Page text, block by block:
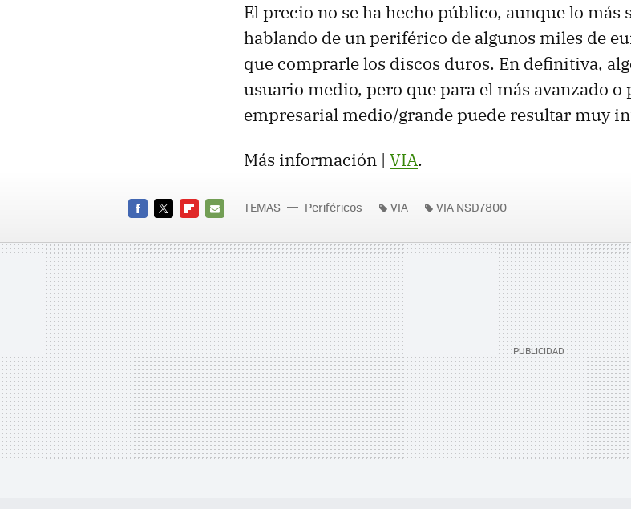
El precio no se ha hecho público, aunque lo más
hablando de un periférico de algunos miles de
que comprarle los discos duros. En definitiva,
usuario medio, pero que para el más avanzado o
empresarial medio/grande puede resultar muy
Más información | VIA.
MAIL
TEMAS Periféricos VIA VIA NSD7800